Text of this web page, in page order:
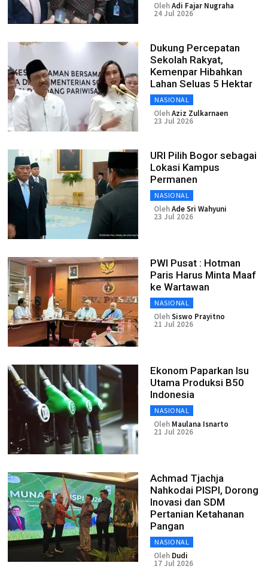
OlehAdi Fajar Nugraha
24 Jul 2026
Dukung Percepatan
Sekolah Rakyat,
Kemenpar Hibahkan
Lahan Seluas 5 Hektar
NASIONAL
OlehAziz Zulkarnaen
23 Jul 2026
URI Pilih Bogor sebagai
Lokasi Kampus
Permanen
NASIONAL
OlehAde Sri Wahyuni
23 Jul 2026
PWI Pusat : Hotman
Paris Harus Minta Maaf
ke Wartawan
NASIONAL
OlehSiswo Prayitno
21 Jul 2026
Ekonom Paparkan Isu
Utama Produksi B50
Indonesia
NASIONAL
Oleh Maulana Isnarto
21 Jul 2026
Achmad Tjachja
Nahkodai PISPI, Dorong
Inovasi dan SDM
Pertanian Ketahanan
Pangan
NASIONAL
Oleh Dudi
17 Jul 2026